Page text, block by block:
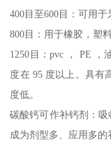
400目至600目：可用
800目：用于橡胶，塑
1250目：pvc ， PE
度在 95 度以上。具有
度低。
碳酸钙可作补钙剂：
成为剂型多、应用多的